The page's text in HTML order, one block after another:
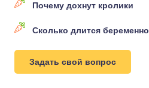
Почему дохнут кролики
Сколько длится
Задать свой вопрос